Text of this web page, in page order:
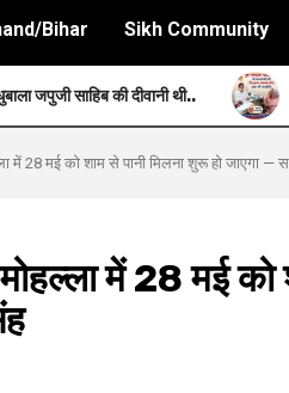
Bihar Sikh Community
थी.. Health-सीजीपीसी
28 मई को शाम से पानी मिलना शुरू हो जाएगा —
में 28 मई को